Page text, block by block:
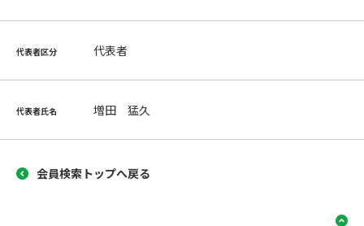
代表者区分 代表者
代表者氏名 増田 猛久
会員検索トップへ戻る